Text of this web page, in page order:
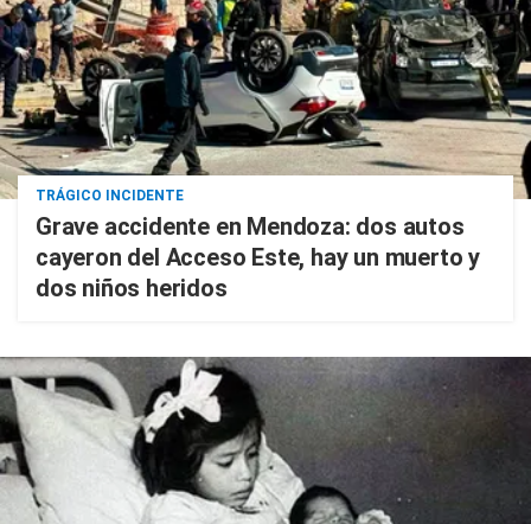
TRÁGICO INCIDENTE
Grave accidente en Mendoza: dos autos
cayeron del Acceso Este, hay un muerto y
dos niños heridos